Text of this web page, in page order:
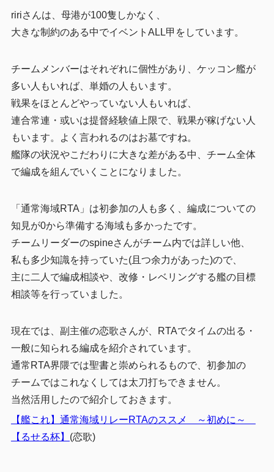
ririさんは、母港が100隻しかなく、
大きな制約のある中でイベントALL甲をしています。
チームメンバーはそれぞれに個性があり、ケッコン艦が
多い人もいれば、単婚の人もいます。
戦果をほとんどやっていない人もいれば、
連合常連・或いは提督経験値上限で、戦果が稼げない人
もいます。よく言われるのはお墓ですね。
艦隊の状況やこだわりに大きな差がある中、チーム全体
で編成を組んでいくことになりました。
「通常海域RTA」は初参加の人も多く、編成についての
知見が0から準備する海域も多かったです。
チームリーダーのspineさんがチーム内では詳しい他、
私も多少知識を持っていた(且つ余力があった)ので、
主に二人で編成相談や、改修・レベリングする艦の目標
相談等を行っていました。
現在では、副主催の恋歌さんが、RTAでタイムの出る・
一般に知られる編成を紹介されています。
通常RTA界隈では聖書と崇められるもので、初参加の
チームではこれなくしては太刀打ちできません。
当然活用したので紹介しておきます。
【艦これ】通常海域リレーRTAのススメ ～初めに～
【るせる杯】 (恋歌)